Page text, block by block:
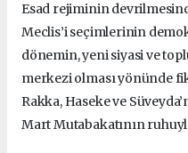
Esad rejiminin
Meclis’i seçimlerinin
dönemin, yeni siyasi ve
merkezi olması yönünde
Rakka, Haseke ve
Mart Mutabakatının